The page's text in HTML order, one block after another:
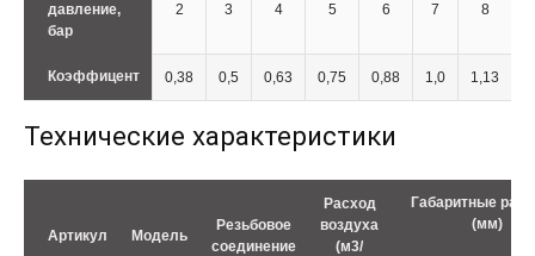
давление,
бар
2 3 4 5 6 7 8
Коэффицент 0,38 0,5 0,63 0,75 0,88 1,0 1,13
Технические характеристики
Артикул Модель
Резьбовое
соединение
Расход
воздуха
(м3/
Габаритные
(мм)